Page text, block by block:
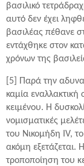
βασιλικό
αυτό δεν έχει
βασιλέας πέθανε
εντάχθηκε στον
χρόνων της
[5] Παρά την
καμία
κειμένου. Η
νομισματικές
του Νικομήδη IV,
ακόμη εξετάζεται.
τροποποίηση του